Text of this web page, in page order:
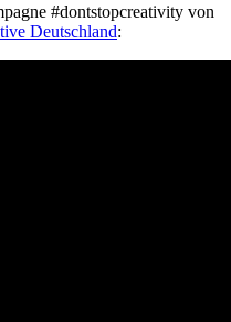
#dontstopcreativity von
Deutschland: